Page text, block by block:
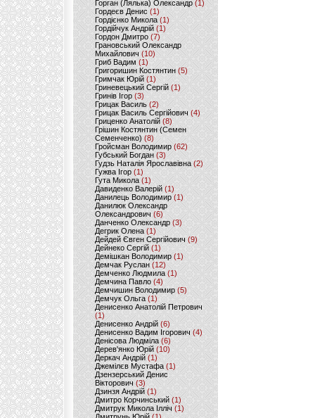
Горган (Лялька) Олександр(1)
Гордеєв Денис (1)
Гордієнко Микола (1)
Гордійчук Андрій (1)
Гордон Дмитро (7)
Грановський Олександр
Михайлович (10)
Гриб Вадим (1)
Григоришин Костянтин (5)
Гримчак Юрій(1)
Гриневецький Сергій(1)
Гринів Ігор (3)
Грицак Василь (2)
Грицак Василь Сергійович (4)
Гриценко Анатолій (8)
Грішин Костянтин (Семен
Семенченко)(8)
Гройсман Володимир(62)
Губський Богдан (3)
Гудзь Наталія Ярославівна(2)
Гужва Ігор (1)
Гута Микола (1)
Давиденко Валерій (1)
Данилець Володимир(1)
Данилюк Олександр
Олександрович (6)
Данченко Олександр (3)
Дегрик Олена(1)
Дейдей Євген Сергійович(9)
Дейнеко Сергій (1)
Демішкан Володимир(1)
Демчак Руслан (12)
Демченко Людмила (1)
Демчина Павло (4)
Демчишин Володимир (5)
Демчук Ольга(1)
Денисенко Анатолій Петрович
(1)
Денисенко Андрій (6)
Денисенко Вадим Ігорович (4)
Денісова Людміла(6)
Дерев'янко Юрій(10)
Деркач Андрій(1)
Джемілєв Мустафа (1)
Дзензерський Денис
Вікторович (3)
Дзинзя Андрій (1)
Дмитро Корчинський (1)
Дмитрук Микола Ілліч (1)